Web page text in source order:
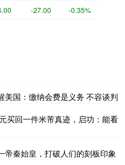
-27.00 -0.35%
美国：缴纳会费是义务 不容谈判
买回一件米芾真迹，启功：能看
帝秦始皇，打破人们的刻板印象